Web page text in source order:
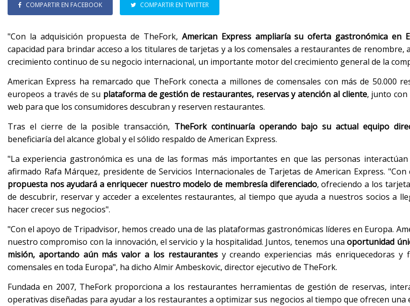
COMPARTIR EN FACEBOOK COMPARTIR EN TWITTER
"Con la adquisición propuesta de TheFork, American Express ampliaría su oferta gastronómica en
capacidad para brindar acceso a los titulares de tarjetas y a los comensales a restaurantes de renombre,
crecimiento continuo de su negocio internacional, un importante motor del crecimiento general de la
American Express ha remarcado que TheFork conecta a millones de comensales con más de 50.000
europeos a través de su plataforma de gestión de restaurantes, reservas y atención al cliente, junto con
web para que los consumidores descubran y reserven restaurantes.
Tras el cierre de la posible transacción, TheFork continuaría operando bajo su actual equipo
beneficiaría del alcance global y el sólido respaldo de American Express.
"La experiencia gastronómica es una de las formas más importantes en que las personas
afirmado Rafa Márquez, presidente de Servicios Internacionales de Tarjetas de American Express. "Con
propuesta nos ayudará a enriquecer nuestro modelo de membresía diferenciado, ofreciendo a los
de descubrir, reservar y acceder a excelentes restaurantes, al tiempo que ayuda a nuestros socios a
hacer crecer sus negocios".
"Con el apoyo de Tripadvisor, hemos creado una de las plataformas gastronómicas líderes en Europa.
nuestro compromiso con la innovación, el servicio y la hospitalidad. Juntos, tenemos una oportunidad
misión, aportando aún más valor a los restaurantesy creando experiencias más enriquecedoras y
comensales en toda Europa", ha dicho Almir Ambeskovic, director ejecutivo de TheFork.
Fundada en 2007, TheFork proporciona a los restaurantes herramientas de gestión de reservas,
operativas diseñadas para ayudar a los restaurantes a optimizar sus negocios al tiempo que ofrecen una